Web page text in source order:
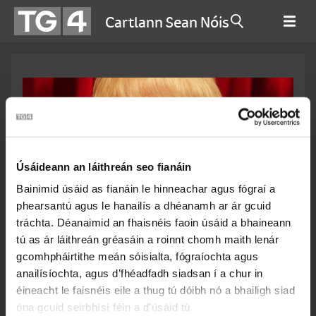
Úsáideann an láithreán seo fianáin
Bainimid úsáid as fianáin le hinneachar agus fógraí a
phearsantú agus le hanailís a dhéanamh ar ár gcuid
tráchta. Déanaimid an fhaisnéis faoin úsáid a bhaineann
tú as ár láithreán gréasáin a roinnt chomh maith lenár
gcomhpháirtithe meán sóisialta, fógraíochta agus
anailísíochta, agus d’fhéadfadh siadsan í a chur in
éineacht le faisnéis eile a thug tú dóibh nó a bhailigh siad
óna gcuid seirbhísí féin a d'úsáid tú.
Cartlann Sean Nóis
Gearóidín Breathnach
Ceantar